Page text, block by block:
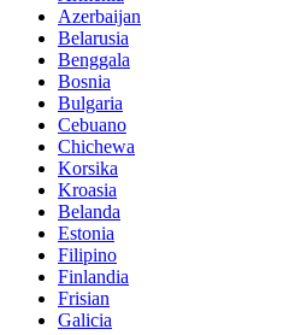
Azerbaijan
Belarusia
Benggala
Bosnia
Bulgaria
Cebuano
Chichewa
Korsika
Kroasia
Belanda
Estonia
Filipino
Finlandia
Frisian
Galicia